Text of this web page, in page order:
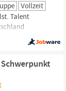
Vollzeit
Talent
Darauf
Recruiting-